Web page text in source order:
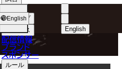
English
ショップ
ニュース
配信情報
ブランド
スポンサー
ルール
English
ュース